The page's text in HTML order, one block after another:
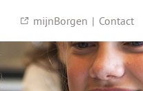
mijnBorgen | Contact